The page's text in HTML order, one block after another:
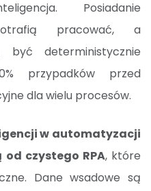
Posiadanie
pracować, a
być deterministycznie
przypadków przed
dla wielu procesów.
w automatyzacji
czystego RPA, które
Dane wsadowe są